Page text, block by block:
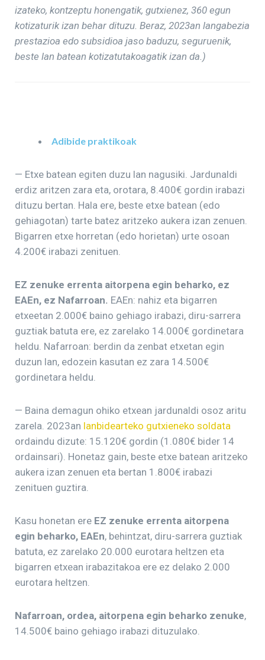
izateko, kontzeptu honengatik, gutxienez, 360 egun
kotizaturik izan behar dituzu. Beraz, 2023an langabezia
prestazioa edo subsidioa jaso baduzu, seguruenik,
beste lan batean kotizatutakoagatik izan da.)
Adibide praktikoak
— Etxe batean egiten duzu lan nagusiki. Jardunaldi
erdiz aritzen zara eta, orotara, 8.400€ gordin irabazi
dituzu bertan. Hala ere, beste etxe batean (edo
gehiagotan) tarte batez aritzeko aukera izan zenuen.
Bigarren etxe horretan (edo horietan) urte osoan
4.200€ irabazi zenituen.
EZ zenuke errenta aitorpena egin beharko, ez
EAEn, ez Nafarroan. EAEn: nahiz eta bigarren
etxeetan 2.000€ baino gehiago irabazi, diru-sarrera
guztiak batuta ere, ez zarelako 14.000€ gordinetara
heldu. Nafarroan: berdin da zenbat etxetan egin
duzun lan, edozein kasutan ez zara 14.500€
gordinetara heldu.
— Baina demagun ohiko etxean jardunaldi osoz aritu
zarela. 2023an lanbidearteko gutxieneko soldata
ordaindu dizute: 15.120€ gordin (1.080€ bider 14
ordainsari). Honetaz gain, beste etxe batean aritzeko
aukera izan zenuen eta bertan 1.800€ irabazi
zenituen guztira.
Kasu honetan ere EZ zenuke errenta aitorpena
egin beharko, EAEn, behintzat, diru-sarrera guztiak
batuta, ez zarelako 20.000 eurotara heltzen eta
bigarren etxean irabazitakoa ere ez delako 2.000
eurotara heltzen.
Nafarroan, ordea, aitorpena egin beharko zenuke,
14.500€ baino gehiago irabazi dituzulako.